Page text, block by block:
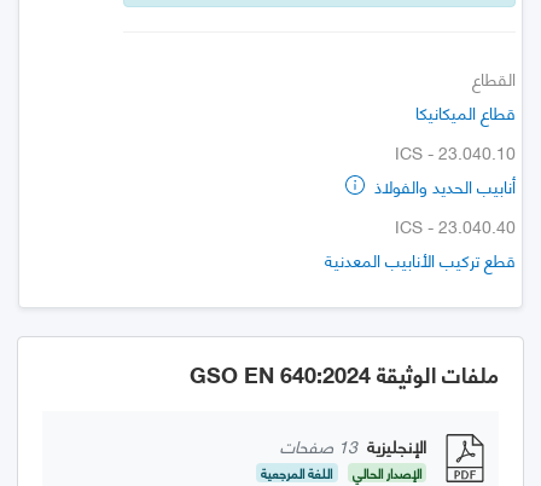
القطاع
قطاع الميكانيكا
ICS - 23.040.10
أنابيب الحديد والفولاذ
ICS - 23.040.40
قطع تركيب الأنابيب المعدنية
ملفات الوثيقة GSO EN 640:2024
الإنجليزية 13 صفحات
الإصدار الحالي اللغة المرجعية